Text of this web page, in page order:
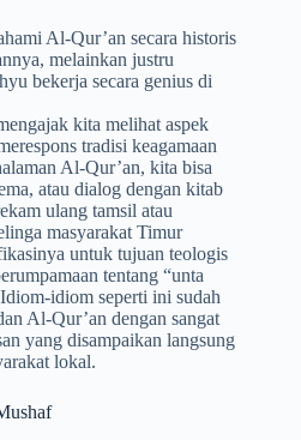
Al-Qur’an secara historis
melainkan justru
bekerja secara genius di
kita melihat aspek
tradisi keagamaan
Al-Qur’an, kita bisa
atau dialog dengan kitab
ulang tamsil atau
masyarakat Timur
untuk tujuan teologis
tentang “unta
idiom seperti ini sudah
Al-Qur’an dengan sangat
yang disampaikan langsung
lokal.